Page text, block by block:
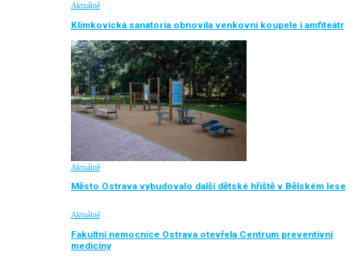
Aktuálně
Klimkovická sanatoria obnovila venkovní koupele i amfiteátr
Aktuálně
Město Ostrava vybudovalo další dětské hřiště v Bělském lese
Aktuálně
Fakultní nemocnice Ostrava otevřela Centrum preventivní
medicíny